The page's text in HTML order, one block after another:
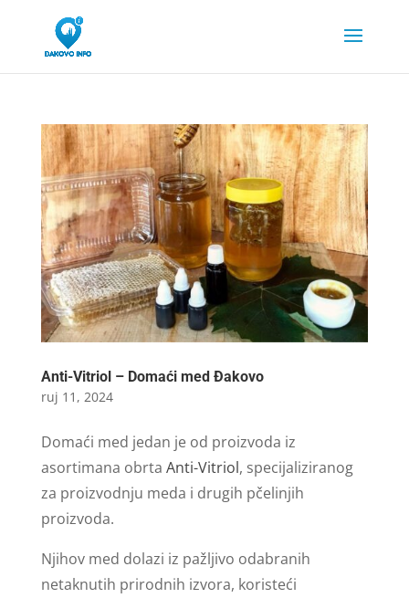
Anti-Vitriol – Domaći med Đakovo
ruj 11, 2024
Domaći med jedan je od proizvoda iz
asortimana obrta Anti-Vitriol, specijaliziranog
za proizvodnju meda i drugih pčelinjih
proizvoda.
Njihov med dolazi iz pažljivo odabranih
netaknutih prirodnih izvora, koristeći